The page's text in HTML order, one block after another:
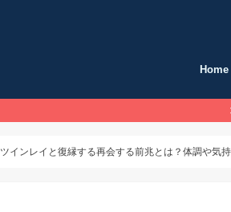
Home
ツインレイと復縁する再会する前兆とは？体調や気